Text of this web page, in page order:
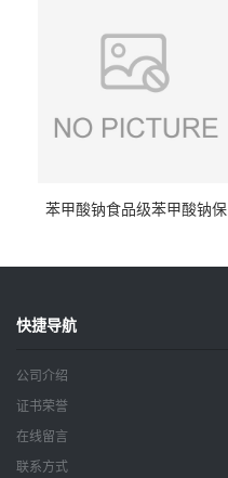
苯甲酸钠食品级苯甲酸钠保
快捷导航
公司介绍
证书荣誉
在线留言
联系方式